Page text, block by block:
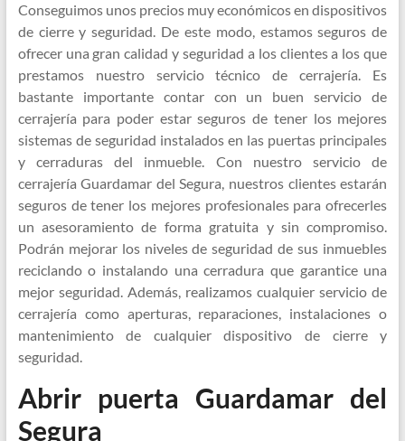
Conseguimos unos precios muy económicos en dispositivos
de cierre y seguridad. De este modo, estamos seguros de
ofrecer una gran calidad y seguridad a los clientes a los que
prestamos nuestro servicio técnico de cerrajería. Es
bastante importante contar con un buen servicio de
cerrajería para poder estar seguros de tener los mejores
sistemas de seguridad instalados en las puertas principales
y cerraduras del inmueble. Con nuestro servicio de
cerrajería Guardamar del Segura, nuestros clientes estarán
seguros de tener los mejores profesionales para ofrecerles
un asesoramiento de forma gratuita y sin compromiso.
Podrán mejorar los niveles de seguridad de sus inmuebles
reciclando o instalando una cerradura que garantice una
mejor seguridad. Además, realizamos cualquier servicio de
cerrajería como aperturas, reparaciones, instalaciones o
mantenimiento de cualquier dispositivo de cierre y
seguridad.
Abrir puerta Guardamar del
Segura